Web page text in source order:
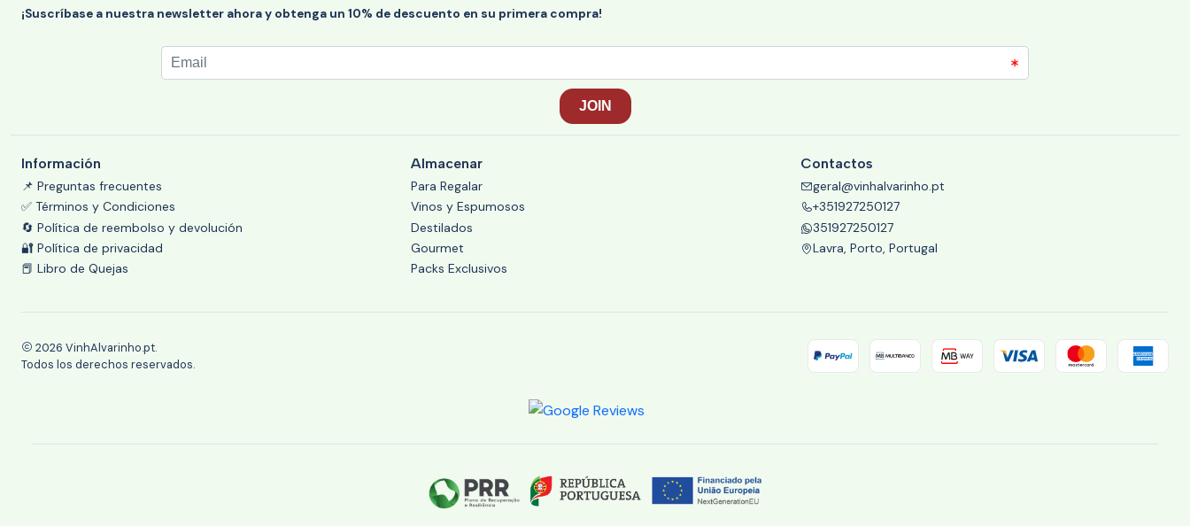
¡Suscríbase a nuestra newsletter ahora y obtenga un 10% de descuento en su primera compra!
Información
📌 Preguntas frecuentes
✅ Términos y Condiciones
🔄 Política de reembolso y devolución
🔐 Política de privacidad
📕 Libro de Quejas
Almacenar
Para Regalar
Vinos y Espumosos
Destilados
Gourmet
Packs Exclusivos
Contactos
geral@vinhalvarinho.pt
+351927250127
351927250127
Lavra, Porto, Portugal
2026 VinhAlvarinho.pt.
Todos los derechos reservados.